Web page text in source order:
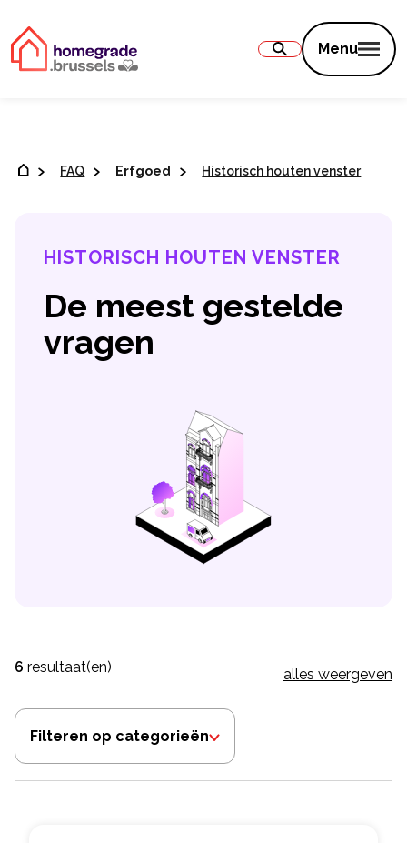
Menu
FAQ Erfgoed Historisch houten venster
HISTORISCH HOUTEN VENSTER
De meest gestelde
vragen
6 resultaat(en) alles weergeven
Filteren op categorieën